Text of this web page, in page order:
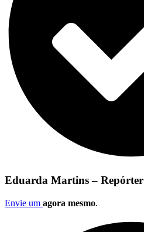
Eduarda Martins – Repórter
Envie um agora mesmo.